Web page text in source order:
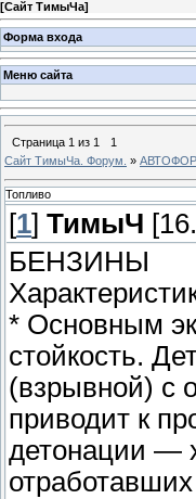
[Сайт ТимыЧа]
Форма входа
Меню сайта
Страница 1 из 1
1
Сайт ТимыЧа. Форум. »
Топливо
[1] ТимыЧ
БЕНЗИНЫ
* Основным
стойкость.
(взрывной) с
приводит к
детонации —